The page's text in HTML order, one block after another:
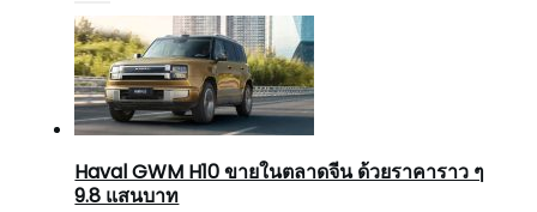
Haval GWM H10 ขายในตลาดจีน ด้วยราคาราว ๆ
9.8 แสนบาท